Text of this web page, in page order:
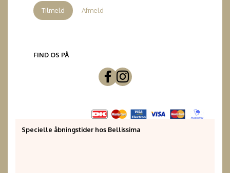
Tilmeld Afmeld
FIND OS PÅ
Specielle åbningstider hos Bellissima